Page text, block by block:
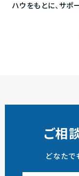
ハウをもとに、サポ
ご相
どなたで